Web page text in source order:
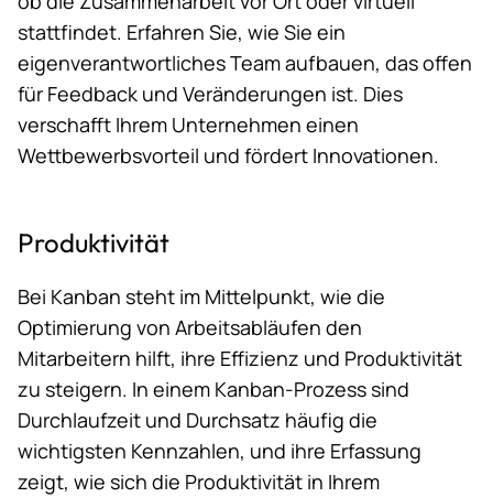
stattfindet. Erfahren Sie, wie Sie ein
eigenverantwortliches Team aufbauen, das offen
für Feedback und Veränderungen ist. Dies
verschafft Ihrem Unternehmen einen
Wettbewerbsvorteil und fördert Innovationen.
Produktivität
Bei Kanban steht im Mittelpunkt, wie die
Optimierung von Arbeitsabläufen den
Mitarbeitern hilft, ihre Effizienz und Produktivität
zu steigern. In einem Kanban-Prozess sind
Durchlaufzeit und Durchsatz häufig die
wichtigsten Kennzahlen, und ihre Erfassung
zeigt, wie sich die Produktivität in Ihrem